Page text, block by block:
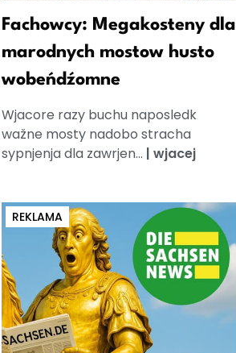
Fachowcy: Megakosteny dla
marodnych mostow husto
wobeńdźomne
Wjacore razy buchu naposledk
wažne mosty nadobo stracha
sypnjenja dla zawrjen... | wjacej
REKLAMA